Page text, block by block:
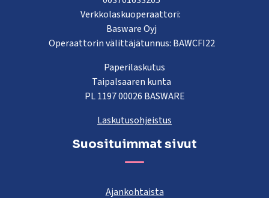
Verkkolaskuoperaattori:
Basware Oyj
Operaattorin välittäjätunnus: BAWCFI22
Paperilaskutus
Taipalsaaren kunta
PL 1197 00026 BASWARE
Laskutusohjeistus
Suosituimmat sivut
Ajankohtaista